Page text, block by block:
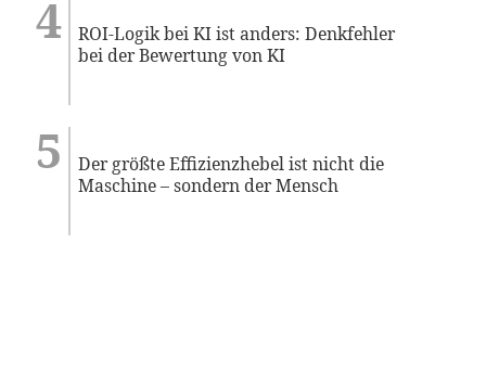
ROI-Logik bei KI ist anders: Denkfehler
bei der Bewertung von KI
Der größte Effizienzhebel ist nicht die
Maschine – sondern der Mensch